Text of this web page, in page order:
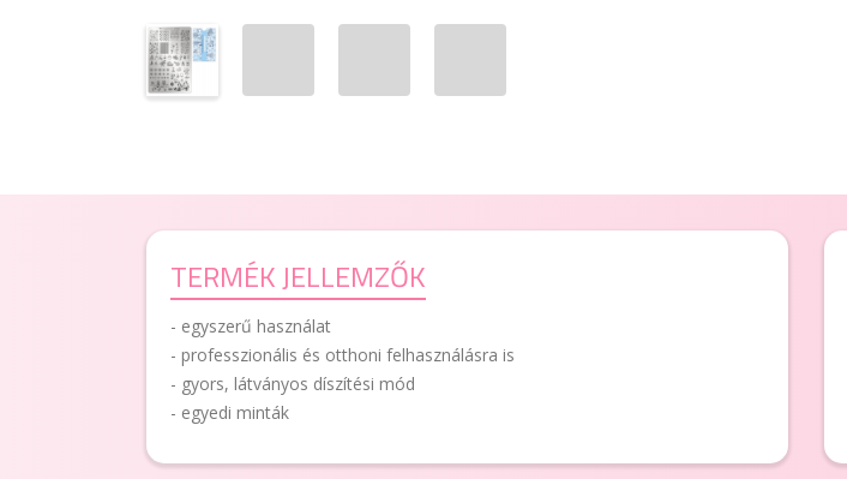
TERMÉK JELLEMZŐK
- egyszerű használat
- professzionális és otthoni felhasználásra is
- gyors, látványos díszítési mód
- egyedi minták